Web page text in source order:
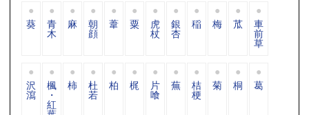
葵 青
木
麻 朝
顔
葦 粟 虎
杖
銀
杏
稲 梅 苽 車
前
草
沢
瀉
楓
・
紅
柿 杜
若
柏 梶 片
喰
蕪 桔
梗
菊 桐 葛